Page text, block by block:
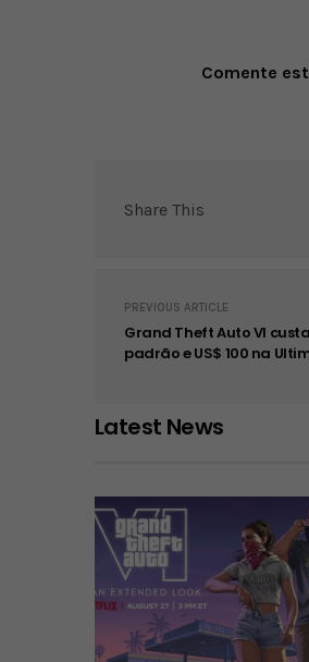
Comente
Share This
PREVIOUS ARTICLE
Grand Theft Auto VI
padrão e US$ 100 na
Latest News